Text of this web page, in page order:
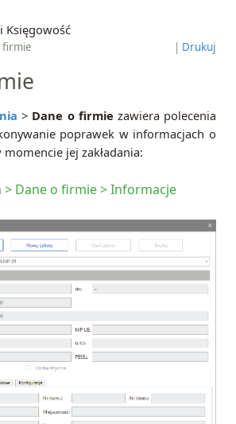
Księgowość
firmie | Drukuj
> Dane o firmie zawiera polecenia
poprawek w informacjach o
jej zakładania:
> Dane o firmie > Informacje